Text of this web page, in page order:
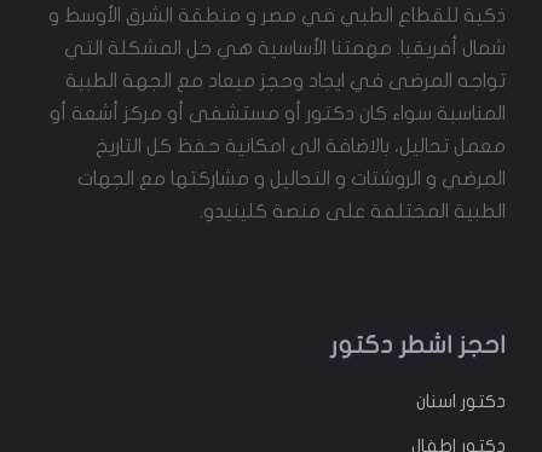
ذكية للقطاع الطبي في مصر و منطقة الشرق الأوسط و
شمال أفريقيا. مهمتنا الأساسية هي حل المشكلة التي
تواجه المرضى في ايجاد وحجز ميعاد مع الجهة الطبية
المناسبة سواء كان دكتور أو مستشفى أو مركز أشعة أو
معمل تحاليل، بالاضافة الى امكانية حفظ كل التاريخ
المرضي و الروشتات و التحاليل و مشاركتها مع الجهات
الطبية المختلفة على منصة كلينيدو.
احجز اشطر دكتور
دكتور اسنان
دكتور اطفال